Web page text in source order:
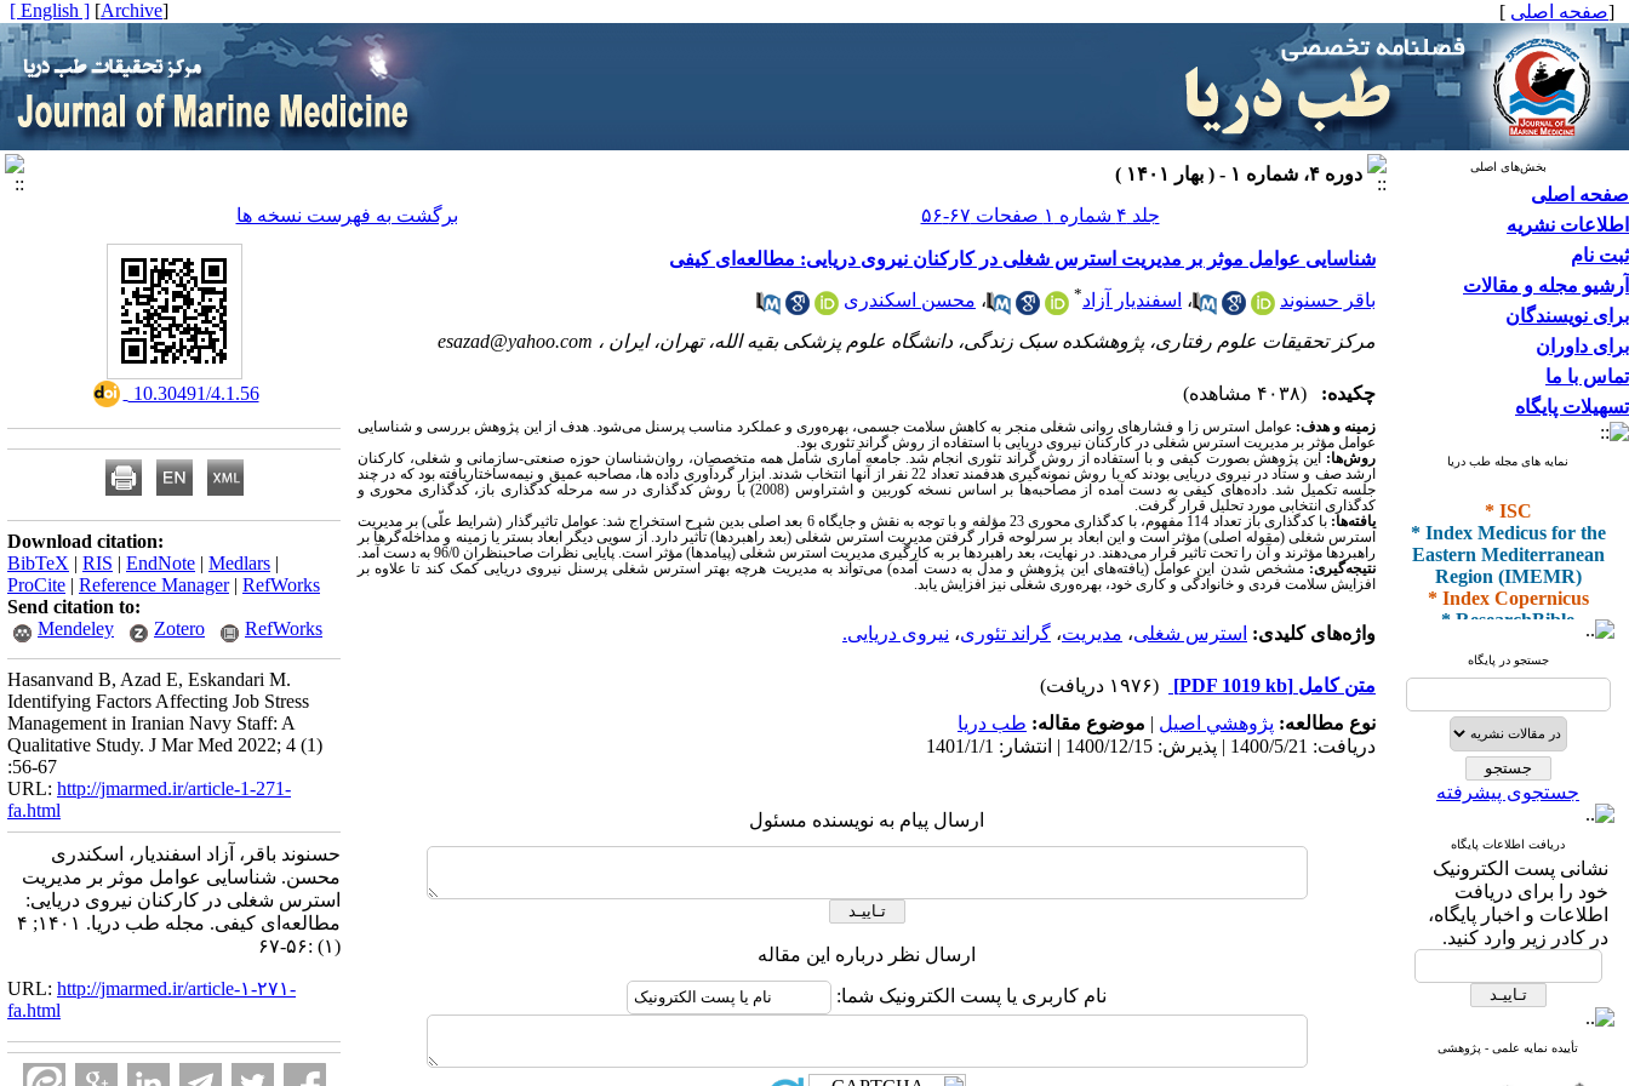
[صفحه اصلی ]
[
Archive
]
[ English ]
بخش‌های اصلی
صفحه اصلی
اطلاعات نشریه
ثبت نام
آرشیو مجله و مقالات
برای نویسندگان
برای داوران
تماس با ما
تسهیلات پایگاه
نمایه های مجله طب دریا
* ISC
* Index Medicus for the
Eastern Mediterranean
Region (IMEMR)
* Index Copernicus
* ResearchBible
* I2OR
* ROAD
* Scientific Indexing
Services
* SID
* Magiran
* Google Scholar
و دارای رتبه علمی
پژوهشی
از کمیسیون نشریات
وزارت بهداشت و درمان
* Index Medicus for the
جستجو در پایگاه
جستجوی پیشرفته
دریافت اطلاعات پایگاه
نشانی پست الکترونیک
خود را برای دریافت
اطلاعات و اخبار پایگاه،
در کادر زیر وارد کنید.
تأییده نمایه علمی - پژوهشی
دوره ۴، شماره ۱ - ( بهار ۱۴۰۱ )
جلد ۴ شماره ۱ صفحات ۶۷-۵۶
برگشت به فهرست نسخه ها
شناسایی عوامل موثر بر مدیریت استرس شغلی در کارکنان نیروی دریایی: مطالعه‌ای کیفی
باقر حسنوند ، اسفندیار آزاد* ، محسن اسکندری
مرکز تحقیقات علوم رفتاری، پژوهشکده سبک زندگی، دانشگاه علوم پزشکی بقیه الله، تهران، ایران ، esazad@yahoo.com
چکیده: (۴۰۳۸ مشاهده)
زمینه و هدف: ‌عوامل استرس زا و فشارهای روانی شغلی منجر به کاهش سلامت جسمی، بهره‌وری و عملکرد مناسب پرسنل می‌شود. هدف از این پژوهش بررسی و شناسایی
عوامل مؤثر بر مدیریت استرس شغلی در کارکنان نیروی دریایی با استفاده از روش گراند تئوری بود.
روش‌ها: ‌این پژوهش بصورت کیفی و با استفاده از روش گراند تئوری ‌انجام شد. جامعه‌ آماری شامل همه متخصصان، روان‌شناسان حوزه صنعتی-سازمانی و شغلی، کارکنان
ارشد صف و ستاد در نیروی دریایی بودند که با روش نمونه‌گیری هدفمند تعداد 22 نفر از آنها انتخاب شدند. ابزار گردآوری داده ها، مصاحبه عمیق و نیمه‌ساختاریافته بود که در چند
جلسه تکمیل شد. داده‌های کیفی به دست آمده از مصاحبه‌ها بر اساس نسخه کوربین و اشتراوس‌ (2008) ‌با روش کدگذاری در سه مرحله کدگذاری باز، کدگذاری محوری و
کدگذاری انتخابی مورد تحلیل قرار گرفت.
یافته‌ها: با کدگذاری باز تعداد 114 مفهوم، با کدگذاری محوری 23 مؤلفه و
با توجه به نقش و جایگاه 6 بعد اصلی بدین شرح استخراج شد: عوامل تاثیرگذار‌ (شرایط علّی)‌ بر مدیریت
استرس شغلی ‌(مقوله اصلی) ‌مؤثر است و این ابعاد بر سرلوحه قرار گرفتن مدیریت استرس شغلی ‌(بعد راهبردها) ‌تأثیر دارد. از سویی دیگر ابعاد بستر یا زمینه و مداخله‌گرها بر
راهبردها مؤثرند و آن را تحت تاثیر قرار می‌دهند. در نهایت، بعد راهبردها بر به کارگیری مدیریت استرس شغلی‌ (پیامدها) مؤثر است. پایایی نظرات صاحبنظران 96/0 به دست آمد.
نتیجه‌گیری: مشخص شدن این عوامل (یافته‌های این پژوهش و مدل به دست آمده) می‌تواند به مدیریت هرچه بهتر استرس شغلی پرسنل نیروی دریایی کمک کند تا علاوه بر
افزایش سلامت فردی و خانوادگی و کاری خود، بهره‌وری شغلی نیز افزایش یابد.
واژه‌های کلیدی: استرس شغلی، مدیریت، گراند تئوری‌، نیروی دریایی.
متن کامل [PDF 1019 kb]
(۱۹۷۶ دریافت)
نوع مطالعه: پژوهشي اصیل | موضوع مقاله: طب دریا
دریافت: 1400/5/21 | پذیرش: 1400/12/15 | انتشار: 1401/1/1
ارسال پیام به نویسنده مسئول
ارسال نظر درباره این مقاله
نام کاربری یا پست الکترونیک شما:
‎ 10.30491/4.1.56
Download citation:
BibTeX | RIS | EndNote | Medlars |
ProCite | Reference Manager| RefWorks
Send citation to:
Mendeley
Zotero RefWorks
Hasanvand B, Azad E, Eskandari M.
Identifying Factors Affecting Job Stress
Management in Iranian Navy Staff: A
Qualitative Study. J Mar Med 2022; 4 (1)
:56-67
URL: http://jmarmed.ir/article-1-271-
fa.html
حسنوند باقر، آزاد اسفندیار، اسکندری
محسن. شناسایی عوامل موثر بر مدیریت
استرس شغلی در کارکنان نیروی دریایی:
مطالعه‌ای کیفی. مجله طب دریا. ۱۴۰۱; ۴
(۱) :۵۶-۶۷
URL: http://jmarmed.ir/article-۱-۲۷۱-
fa.html